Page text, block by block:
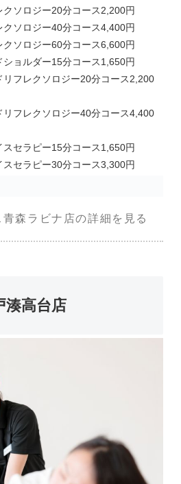
クソロジー20分コース2,200円
クソロジー40分コース4,400円
クソロジー60分コース6,600円
ショルダー15分コース1,650円
リフレクソロジー20分コース2,200
リフレクソロジー40分コース4,400
スセラピー15分コース1,650円
スセラピー30分コース3,300円
森ラビナ店の詳細を見る
湊高台店